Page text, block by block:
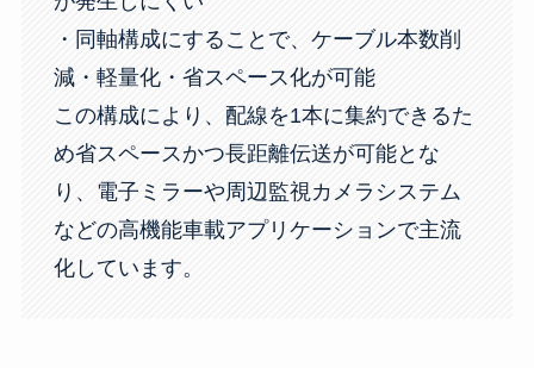
・同軸構成にすることで、ケーブル本数削
減・軽量化・省スペース化が可能
この構成により、配線を1本に集約できるた
め省スペースかつ長距離伝送が可能とな
り、電子ミラーや周辺監視カメラシステム
などの高機能車載アプリケーションで主流
化しています。